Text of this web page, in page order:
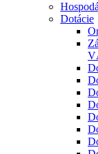
Dotácie